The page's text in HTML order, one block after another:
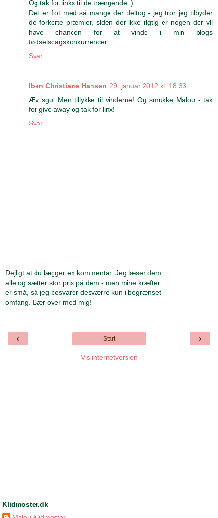
Og tak for links til de trængende :)
Det er flot med så mange der deltog - jeg tror jeg tilbyder
de forkerte præmier, siden der ikke rigtig er nogen der vil
have chancen for at vinde i min blogs
fødselsdagskonkurrencer.
Svar
Iben Christiane Hansen 29. januar 2012 kl. 18.33
Æv sgu. Men tillykke til vinderne! Og smukke Malou - tak
for give away og tak for linx!
Svar
Dejligt at du lægger en kommentar. Jeg læser dem
alle og sætter stor pris på dem - men mine kræfter
er små, så jeg besvarer desværre kun i begrænset
omfang. Bær over med mig!
‹ ›
Start
Vis internetversion
Klidmoster.dk